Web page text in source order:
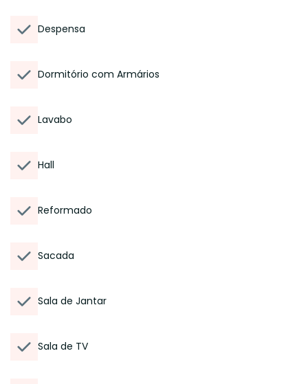
Despensa
Dormitório com Armários
Lavabo
Hall
Reformado
Sacada
Sala de Jantar
Sala de TV